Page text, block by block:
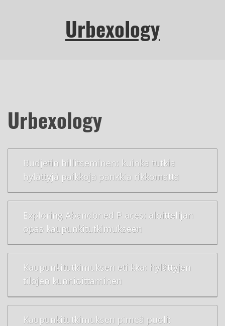
Urbexology
Urbexology
Budjetin hillitseminen: kuinka tutkia
hylättyjä paikkoja pankkia rikkomatta
Exploring Abandoned Places: aloittelijan
opas kaupunkitutkimukseen
Kaupunkitutkimuksen etiikka: hylättyjen
tilojen kunnioittaminen
Kaupunkitutkimuksen pimeä puoli: